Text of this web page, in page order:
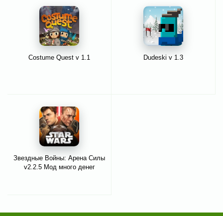
Costume Quest v 1.1 Dudeski v 1.3
Звездные Войны: Арена Силы
v2.2.5 Мод много денег